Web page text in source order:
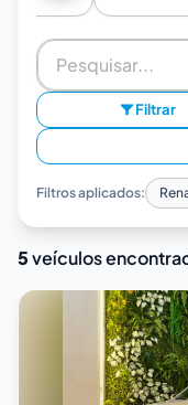
Filtrar
Filtros aplicados:
5veículos